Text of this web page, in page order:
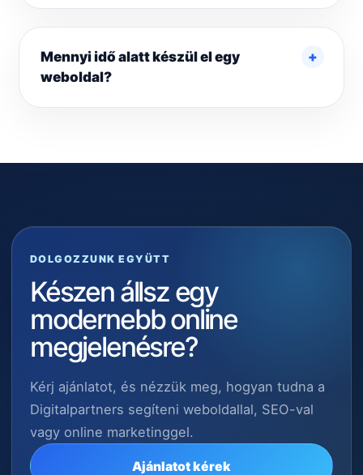
Mennyi idő alatt készül el egy
weboldal?
DOLGOZZUNK EGYÜTT
Készen állsz egy
modernebb online
megjelenésre?
Kérj ajánlatot, és nézzük meg, hogyan tudna a
Digitalpartners segíteni weboldallal, SEO-val
vagy online marketinggel.
Ajánlatot kérek